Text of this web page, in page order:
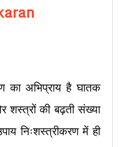
है घातक
शस्त्रों की बढ़ती संख्या
निःशस्त्रीकरण में ही